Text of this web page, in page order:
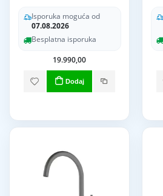
Isporuka moguća od
07.08.2026
Besplatna isporuka
19.990,00
Dodaj